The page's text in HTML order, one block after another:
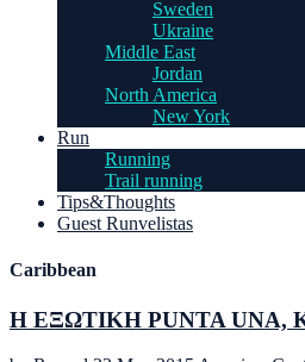
Sweden
Ukraine
Middle East
Jordan
North America
New York
Run
Running
Trail running
Tips&Thoughts
Guest Runvelistas
Caribbean
Η ΕΞΩΤΙΚΗ PUNTA UNA,